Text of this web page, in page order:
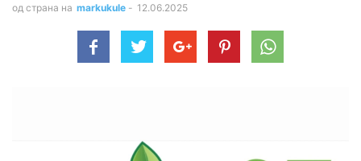
од страна на markukule - 12.06.2025